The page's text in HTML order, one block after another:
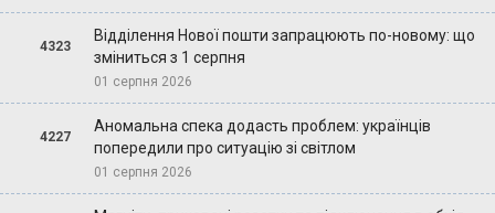
4323
Відділення Нової пошти запрацюють по-новому: що
зміниться з 1 серпня
01 серпня 2026
4227
Аномальна спека додасть проблем: українців
попередили про ситуацію зі світлом
01 серпня 2026